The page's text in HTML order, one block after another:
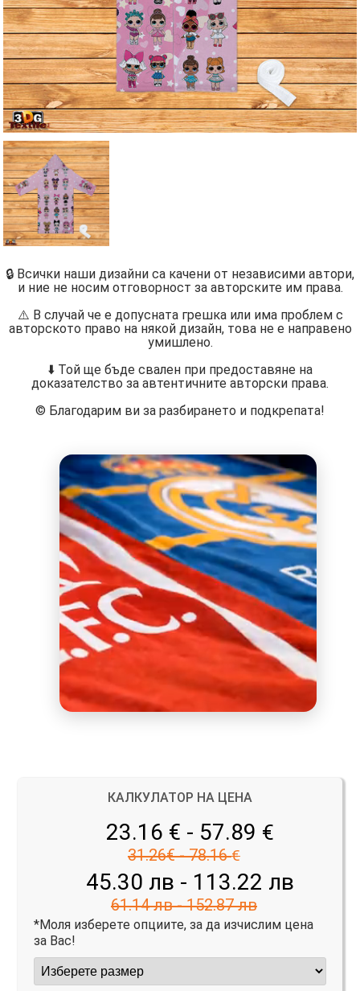
🔒 Всички наши дизайни са качени от независими автори,
и ние не носим отговорност за авторските им права.
⚠️ В случай че е допусната грешка или има проблем с
авторското право на някой дизайн, това не е направено
умишлено.
⬇️ Той ще бъде свален при предоставяне на
доказателство за автентичните авторски права.
©️ Благодарим ви за разбирането и подкрепата!
КАЛКУЛАТОР НА ЦЕНА
23.16 € - 57.89 €
31.26€ - 78.16 €
45.30 лв - 113.22 лв
61.14 лв - 152.87 лв
*Моля изберете опциите, за да изчислим цена
за Вас!